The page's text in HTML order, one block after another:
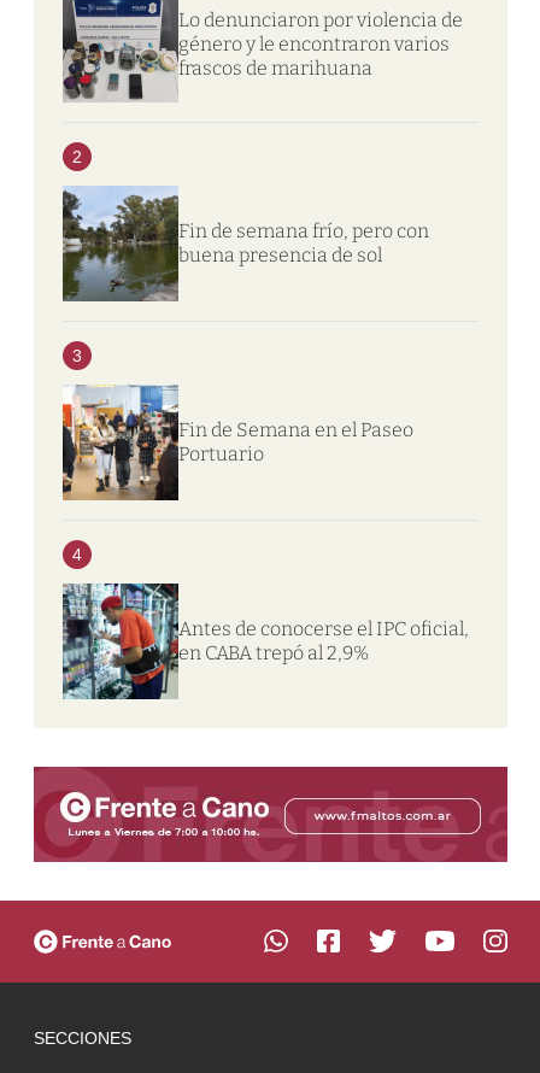
Lo denunciaron por violencia de
género y le encontraron varios
frascos de marihuana
2
Fin de semana frío, pero con
buena presencia de sol
3
Fin de Semana en el Paseo
Portuario
4
Antes de conocerse el IPC oficial,
en CABA trepó al 2,9%
SECCIONES